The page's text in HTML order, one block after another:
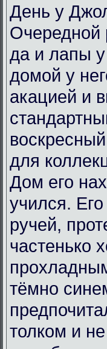
День у
Очередной
да и лапы у
домой у
акацией и
для
Дом его
учился.
ручей,
частенько
тёмно
толком и